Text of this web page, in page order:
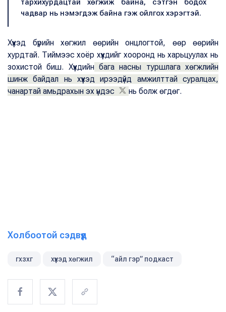
чадвар нь нэмэгдэж байна гэж ойлгох хэрэгтэй.
Хүүхэд бүрийн хөгжил өөрийн онцлогтой, өөр өөрийн
хурдтай. Тиймээс хоёр хүүхдийг хооронд нь харьцуулах нь
зохистой биш. Хүүхдийнбага насны туршлага хөгжлийн
шинж байдал нь хүүхэд ирээдүйд амжилттай суралцах,
чанартай амьдрахын эх үндэс
нь болж өгдөг.
Холбоотой сэдвүүд
гхзхг хүүхэд хөгжил “айл гэр” подкаст